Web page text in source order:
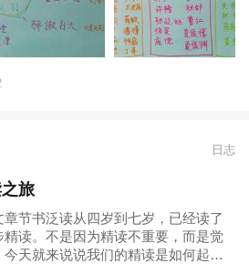
日志
旅
节书泛读从四岁到七岁，已经读了
精读。不是因为精读不重要，而是觉
天就来说说我们的精读是如何起步